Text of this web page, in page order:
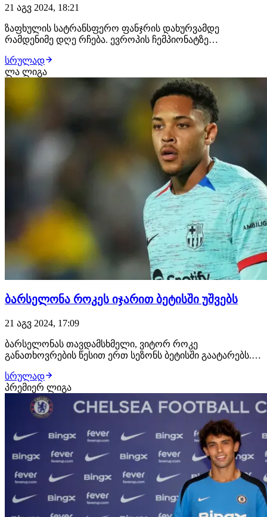
21 აგვ 2024, 18:21
ზაფხულის სატრანსფერო ფანჯრის დახურვამდე
რამდენიმე დღე რჩება. ევროპის ჩემპიონატზე
ამ ზაფხულს ქართველი ფეხბურთელები ახალ, უკეთეს
გუნდებში გადავიდოდნენ.განხორციელდა რამდენიმე
ხმაურიანი ტრანსფერი, თუმცა არიან ფეხბურთელები,
სრულად
ლა ლიგა
ბარსელონა როკეს იჯარით ბეტისში უშვებს
21 აგვ 2024, 17:09
ბარსელონას თავდამსხმელი, ვიტორ როკე
განათხოვრების წესით ერთ სეზონს ბეტისში გაატარებს.
თავდაპირველად უნდა გადასულიყო ლისაბონის
სპორტინგში, მაგრამ აღნიშნული ტრანსფერი არ შედგა.
უკვე გადაწყვეტილია, რომ ბრაზილიელი ფორვარდი
სევილიურ კლუბში გადავა.კა…
სრულად
პრემიერ ლიგა